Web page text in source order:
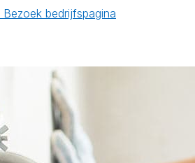
Bezoek bedrijfspagina